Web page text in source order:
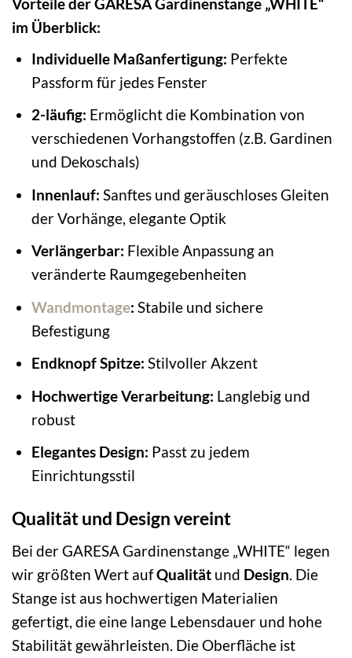
Vorteile der GARESA Gardinenstange „WHITE“
im Überblick:
Individuelle Maßanfertigung: Perfekte
Passform für jedes Fenster
2-läufig: Ermöglicht die Kombination von
verschiedenen Vorhangstoffen (z.B. Gardinen
und Dekoschals)
Innenlauf: Sanftes und geräuschloses Gleiten
der Vorhänge, elegante Optik
Verlängerbar: Flexible Anpassung an
veränderte Raumgegebenheiten
Wandmontage: Stabile und sichere
Befestigung
Endknopf Spitze: Stilvoller Akzent
Hochwertige Verarbeitung: Langlebig und
robust
Elegantes Design: Passt zu jedem
Einrichtungsstil
Qualität und Design vereint
Bei der GARESA Gardinenstange „WHITE“ legen
wir größten Wert aufQualität und Design. Die
Stange ist aus hochwertigen Materialien
gefertigt, die eine lange Lebensdauer und hohe
Stabilität gewährleisten. Die Oberfläche ist